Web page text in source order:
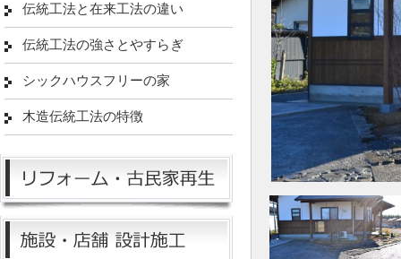
伝統工法と在来工法の違い
伝統工法の強さとやすらぎ
シックハウスフリーの家
木造伝統工法の特徴